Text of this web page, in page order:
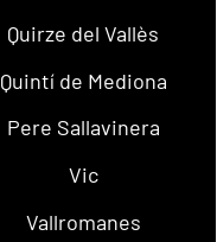
Quirze del Vallès
Quintí de Mediona
Pere Sallavinera
Vic
Vallromanes